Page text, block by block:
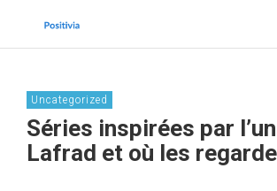
Uncategorized
Séries inspirées par
Lafrad et où les